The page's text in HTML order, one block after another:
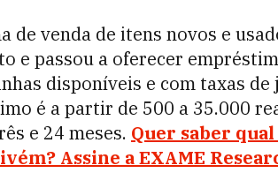
de venda de itens novos e
e passou a oferecer
disponíveis e com taxas
é a partir de 500 a 35.000
e 24 meses. Quer saber
Assine a EXAME